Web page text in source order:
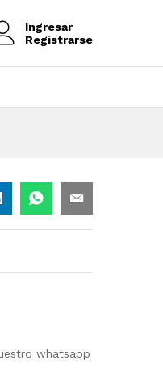
Ingresar
Registrarse
whatsapp